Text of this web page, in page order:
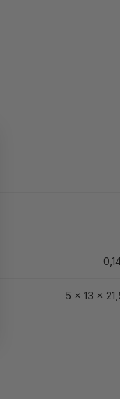
5 × 13 ×